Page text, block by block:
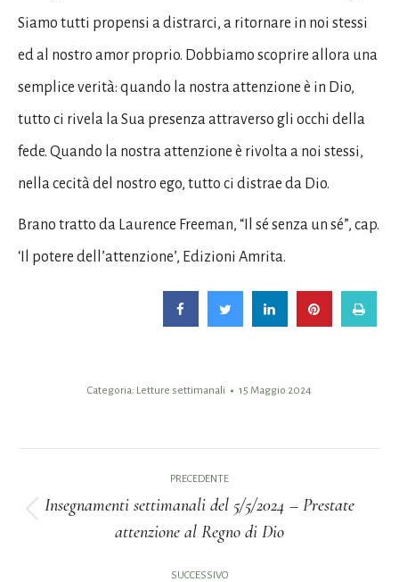
Siamo tutti propensi a distrarci, a ritornare in noi stessi
ed al nostro amor proprio. Dobbiamo scoprire allora una
semplice verità: quando la nostra attenzione è in Dio,
tutto ci rivela la Sua presenza attraverso gli occhi della
fede. Quando la nostra attenzione è rivolta a noi stessi,
nella cecità del nostro ego, tutto ci distrae da Dio.
Brano tratto da Laurence Freeman, “Il sé senza un sé”, cap.
‘Il potere dell’attenzione’, Edizioni Amrita.
Categoria: Letture settimanali 15 Maggio 2024
tra
PRECEDENTE
Post
Insegnamenti settimanali del 5/5/2024 – Prestate
attenzione al Regno di Dio
SUCCESSIVO